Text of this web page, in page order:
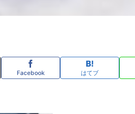
Facebook はてブ